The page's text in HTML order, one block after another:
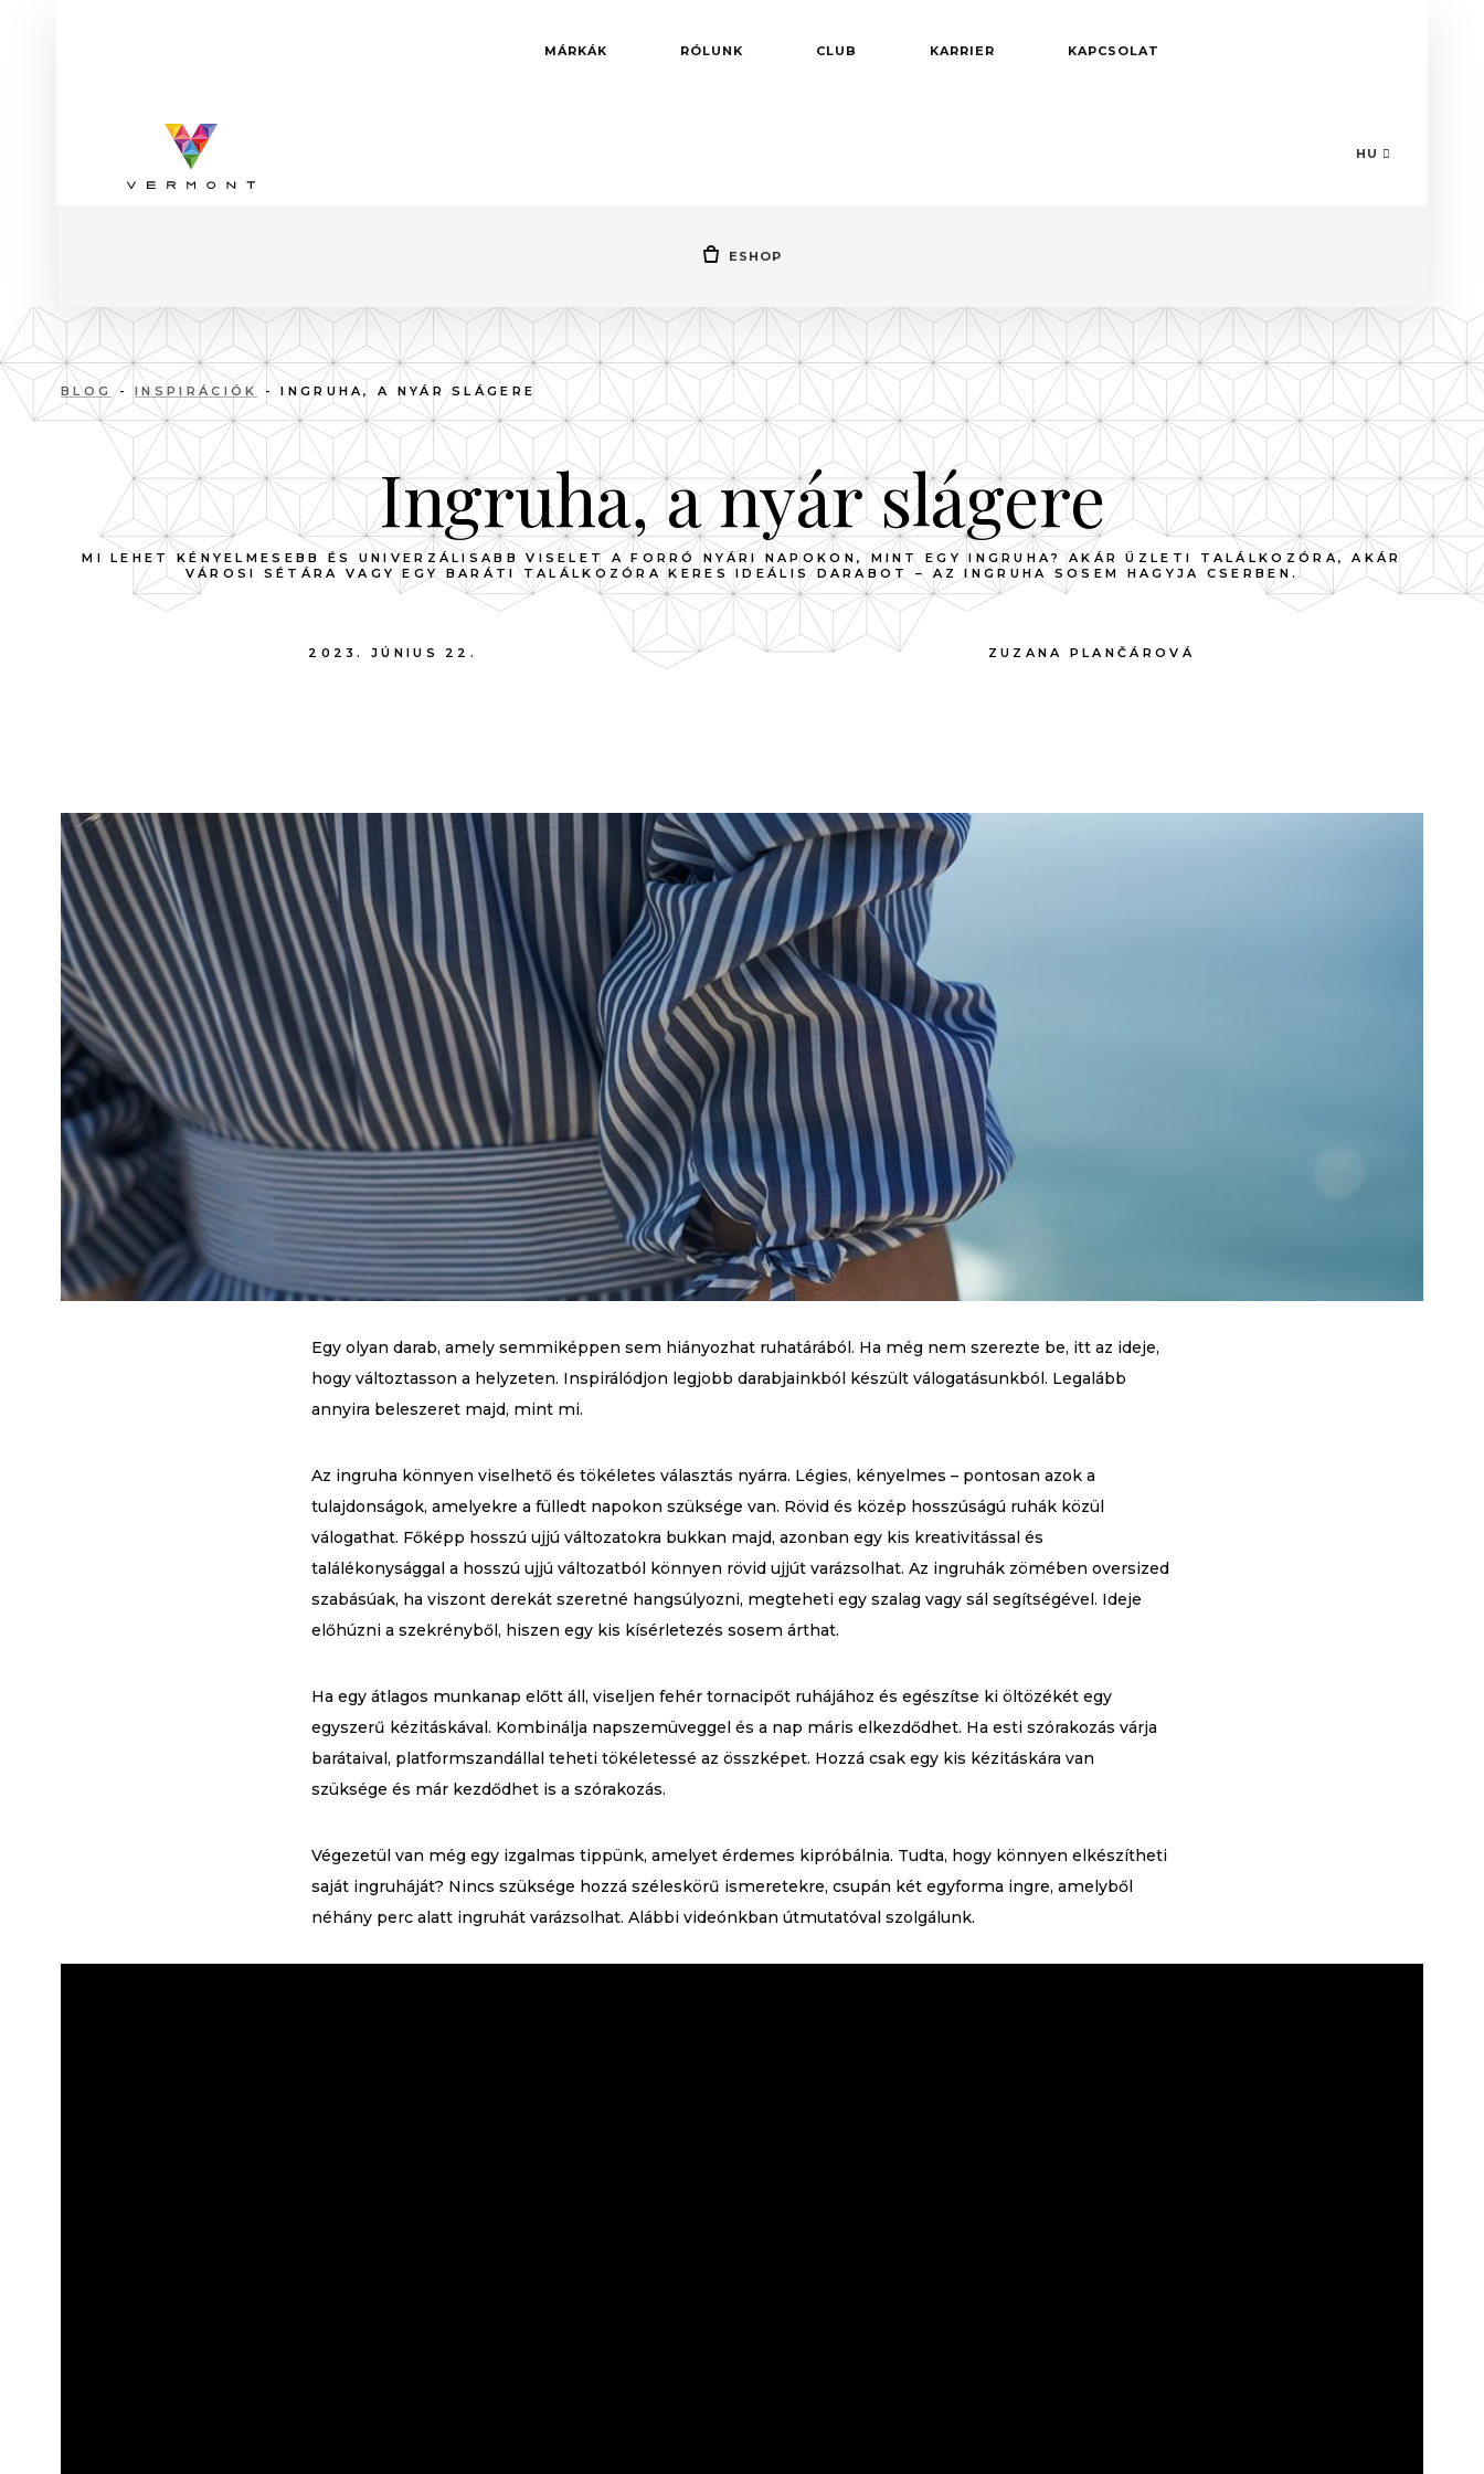
MÁRKÁK RÓLUNK CLUB KARRIER KAPCSOLAT
HU
ESHOP
BLOG -INSPIRÁCIÓK - INGRUHA, A NYÁR SLÁGERE
Ingruha, a nyár slágere
MI LEHET KÉNYELMESEBB ÉS UNIVERZÁLISABB VISELET A FORRÓ NYÁRI NAPOKON, MINT EGY INGRUHA? AKÁR ÜZLETI TALÁLKOZÓRA, AKÁR
VÁROSI SÉTÁRA VAGY EGY BARÁTI TALÁLKOZÓRA KERES IDEÁLIS DARABOT – AZ INGRUHA SOSEM HAGYJA CSERBEN.
2023. JÚNIUS 22. ZUZANA PLANČÁROVÁ
Egy olyan darab, amely semmiképpen sem hiányozhat ruhatárából. Ha még nem szerezte be, itt az ideje,
hogy változtasson a helyzeten. Inspirálódjon legjobb darabjainkból készült válogatásunkból. Legalább
annyira beleszeret majd, mint mi.
Az ingruha könnyen viselhető és tökéletes választás nyárra. Légies, kényelmes – pontosan azok a
tulajdonságok, amelyekre a fülledt napokon szüksége van. Rövid és közép hosszúságú ruhák közül
válogathat. Főképp hosszú ujjú változatokra bukkan majd, azonban egy kis kreativitással és
találékonysággal a hosszú ujjú változatból könnyen rövid ujjút varázsolhat. Az ingruhák zömében oversized
szabásúak, ha viszont derekát szeretné hangsúlyozni, megteheti egy szalag vagy sál segítségével. Ideje
előhúzni a szekrényből, hiszen egy kis kísérletezés sosem árthat.
Ha egy átlagos munkanap előtt áll, viseljen fehér tornacipőt ruhájához és egészítse ki öltözékét egy
egyszerű kézitáskával. Kombinálja napszemüveggel és a nap máris elkezdődhet. Ha esti szórakozás várja
barátaival, platformszandállal teheti tökéletessé az összképet. Hozzá csak egy kis kézitáskára van
szüksége és már kezdődhet is a szórakozás.
Végezetül van még egy izgalmas tippünk, amelyet érdemes kipróbálnia. Tudta, hogy könnyen elkészítheti
saját ingruháját? Nincs szüksége hozzá széleskörű ismeretekre, csupán két egyforma ingre, amelyből
néhány perc alatt ingruhát varázsolhat. Alábbi videónkban útmutatóval szolgálunk.